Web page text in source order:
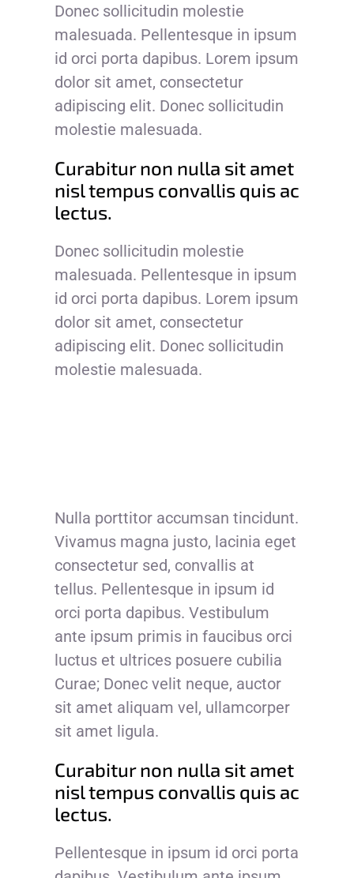
Donec sollicitudin molestie
malesuada. Pellentesque in ipsum
id orci porta dapibus. Lorem ipsum
dolor sit amet, consectetur
adipiscing elit. Donec sollicitudin
molestie malesuada.
Curabitur non nulla sit amet
nisl tempus convallis quis ac
lectus.
Donec sollicitudin molestie
malesuada. Pellentesque in ipsum
id orci porta dapibus. Lorem ipsum
dolor sit amet, consectetur
adipiscing elit. Donec sollicitudin
molestie malesuada.
Nulla porttitor accumsan tincidunt.
Vivamus magna justo, lacinia eget
consectetur sed, convallis at
tellus. Pellentesque in ipsum id
orci porta dapibus. Vestibulum
ante ipsum primis in faucibus orci
luctus et ultrices posuere cubilia
Curae; Donec velit neque, auctor
sit amet aliquam vel, ullamcorper
sit amet ligula.
Curabitur non nulla sit amet
nisl tempus convallis quis ac
lectus.
Pellentesque in ipsum id orci porta